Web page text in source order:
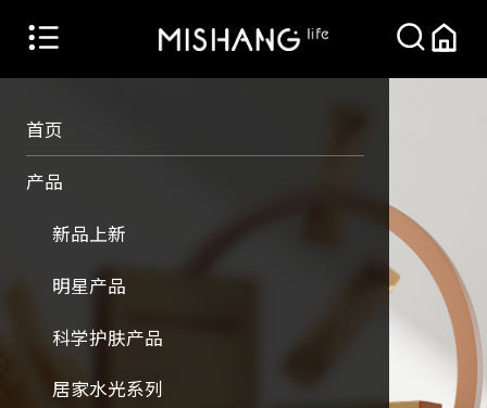
首页
产品
新品上新
明星产品
科学护肤产品
居家水光系列